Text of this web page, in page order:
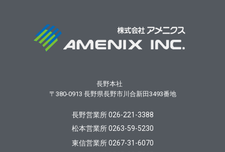
長野本社
〒380-0913 長野県長野市川合新田3493番地
長野営業所 026-221-3388
松本営業所 0263-59-5230
東信営業所 0267-31-6070